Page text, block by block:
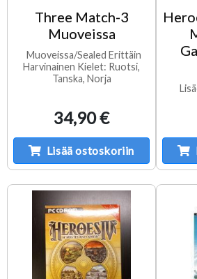
Three Match-3
Muoveissa
Muoveissa/Sealed Erittäin
Harvinainen Kielet: Ruotsi,
Tanska, Norja
34,90 €
Lisää ostoskoriin